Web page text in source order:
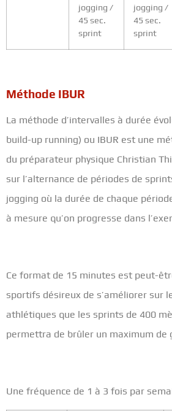
jogging /
45 sec.
sprint
jogging /
45 sec.
sprint
Méthode IBUR
La méthode d’intervalles à durée
build-up running) ou IBUR est une
du préparateur physique Christian
sur l’alternance de périodes de
jogging où la durée de chaque
à mesure qu’on progresse dans
Ce format de 15 minutes est peut-
sportifs désireux de s’améliorer sur
athlétiques que les sprints de 400
permettra de brûler un maximum de
Une fréquence de 1 à 3 fois par